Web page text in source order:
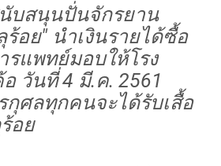
บสนุนปั่นจักรยาน
ร้อย" นำเงินรายได้ซื้อ
แพทย์มอบให้โรง
วันที่ 4 มี.ค. 2561
ศลทุกคนจะได้รับเสื้อ
อย